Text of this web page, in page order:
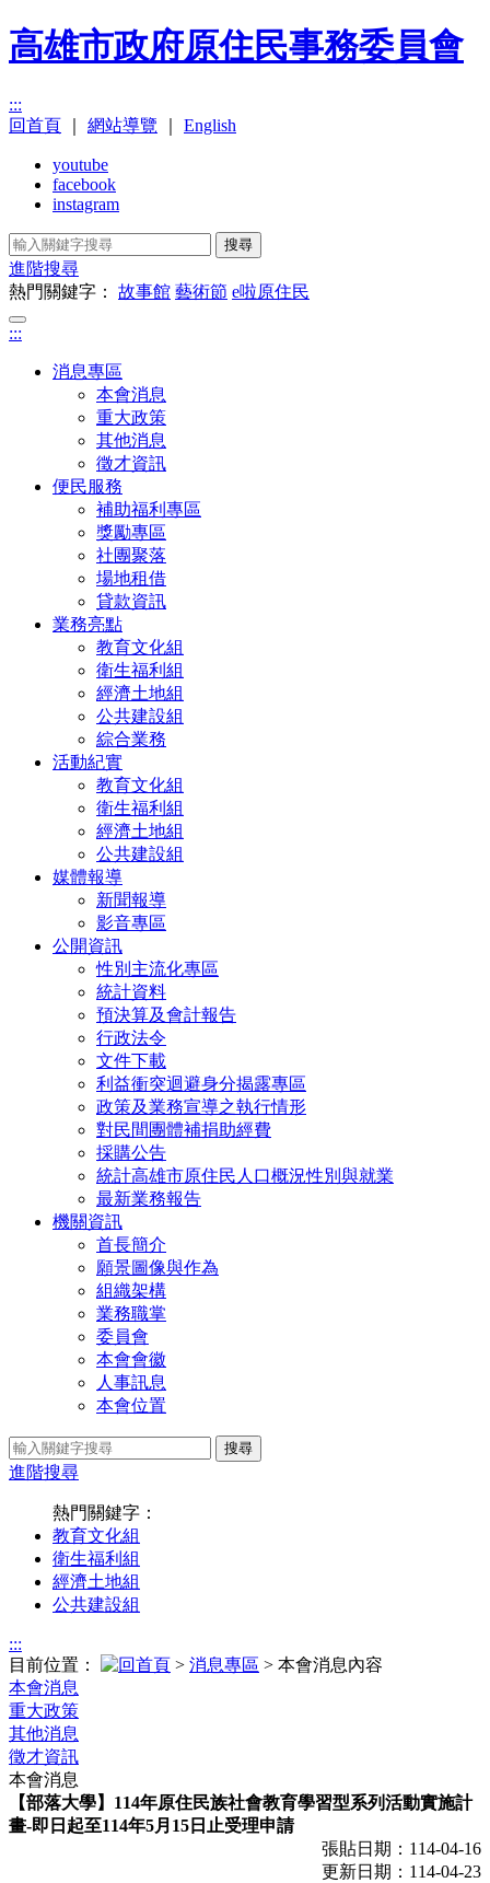
高雄市政府原住民事務委員會
:::
回首頁
網站導覽 English
youtube
facebook
instagram
搜尋
進階搜尋
熱門關鍵字： 故事館 藝術節 e啦原住民
:::
消息專區
本會消息
重大政策
其他消息
徵才資訊
便民服務
補助福利專區
獎勵專區
社團聚落
場地租借
貸款資訊
業務亮點
教育文化組
衛生福利組
經濟土地組
公共建設組
綜合業務
活動紀實
教育文化組
衛生福利組
經濟土地組
公共建設組
媒體報導
新聞報導
影音專區
公開資訊
性別主流化專區
統計資料
預決算及會計報告
行政法令
文件下載
利益衝突迴避身分揭露專區
政策及業務宣導之執行情形
對民間團體補捐助經費
採購公告
統計高雄市原住民人口概況性別與就業
最新業務報告
機關資訊
首長簡介
願景圖像與作為
組織架構
業務職掌
委員會
本會會徽
人事訊息
本會位置
搜尋
進階搜尋
熱門關鍵字：
教育文化組
衛生福利組
經濟土地組
公共建設組
:::
目前位置：
> 消息專區 > 本會消息內容
本會消息
重大政策
其他消息
徵才資訊
本會消息
【部落大學】114年原住民族社會教育學習型系列活動實施計
畫-即日起至114年5月15日止受理申請
張貼日期：114-04-16
更新日期：114-04-23